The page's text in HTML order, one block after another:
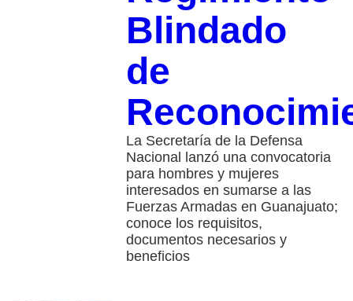
Blindado
de
La Secretaría de la Defensa
Nacional lanzó una convocatoria
para hombres y mujeres
interesados en sumarse a las
Fuerzas Armadas en Guanajuato;
conoce los requisitos,
documentos necesarios y
beneficios